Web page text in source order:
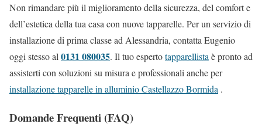
Non rimandare più il miglioramento della sicurezza, del comfort e
dell’estetica della tua casa con nuove tapparelle. Per un servizio di
installazione di prima classe ad Alessandria, contatta Eugenio
oggi stesso al 0131 080035. Il tuo espertotapparellista è pronto ad
assisterti con soluzioni su misura e professionali anche per
installazione tapparelle in alluminio Castellazzo Bormida .
Domande Frequenti (FAQ)